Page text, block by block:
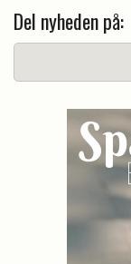
Del nyheden på: